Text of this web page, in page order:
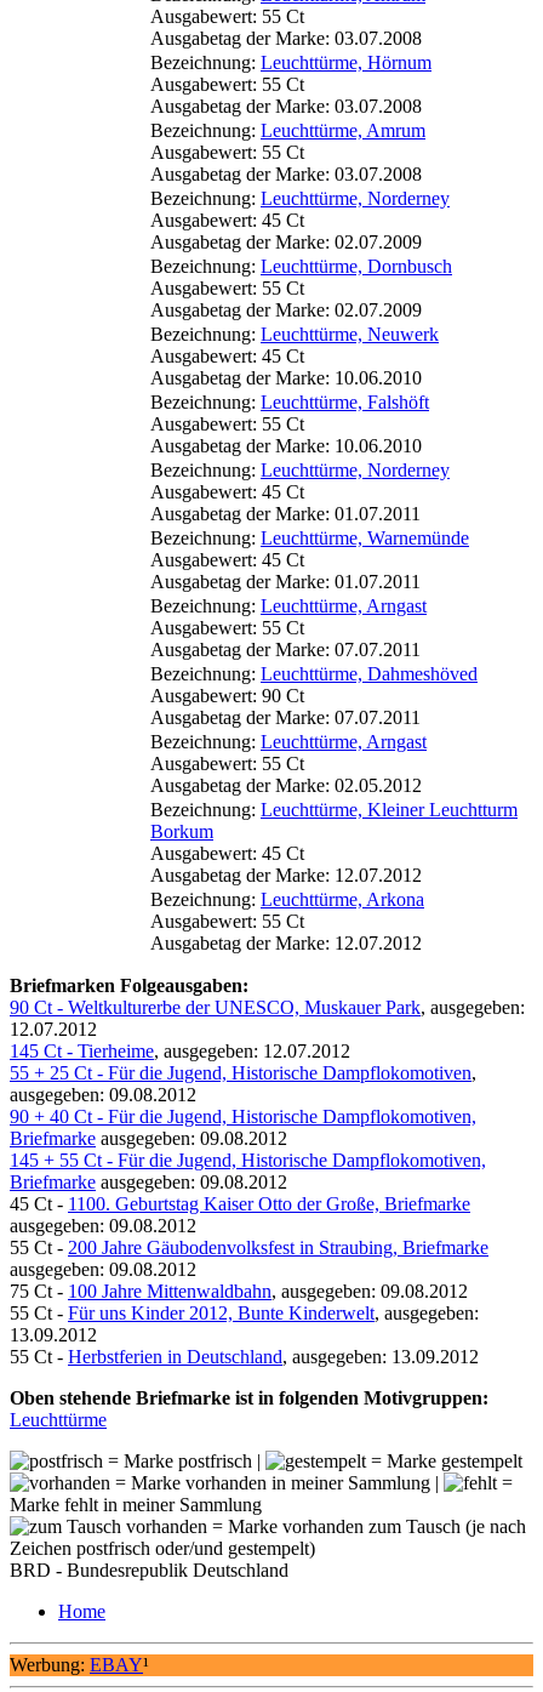
Ausgabewert: 55 Ct
Ausgabetag der Marke: 03.07.2008
Bezeichnung: Leuchttürme, Hörnum
Ausgabewert: 55 Ct
Ausgabetag der Marke: 03.07.2008
Bezeichnung: Leuchttürme, Amrum
Ausgabewert: 55 Ct
Ausgabetag der Marke: 03.07.2008
Bezeichnung: Leuchttürme, Norderney
Ausgabewert: 45 Ct
Ausgabetag der Marke: 02.07.2009
Bezeichnung: Leuchttürme, Dornbusch
Ausgabewert: 55 Ct
Ausgabetag der Marke: 02.07.2009
Bezeichnung: Leuchttürme, Neuwerk
Ausgabewert: 45 Ct
Ausgabetag der Marke: 10.06.2010
Bezeichnung: Leuchttürme, Falshöft
Ausgabewert: 55 Ct
Ausgabetag der Marke: 10.06.2010
Bezeichnung: Leuchttürme, Norderney
Ausgabewert: 45 Ct
Ausgabetag der Marke: 01.07.2011
Bezeichnung: Leuchttürme, Warnemünde
Ausgabewert: 45 Ct
Ausgabetag der Marke: 01.07.2011
Bezeichnung: Leuchttürme, Arngast
Ausgabewert: 55 Ct
Ausgabetag der Marke: 07.07.2011
Bezeichnung: Leuchttürme, Dahmeshöved
Ausgabewert: 90 Ct
Ausgabetag der Marke: 07.07.2011
Bezeichnung: Leuchttürme, Arngast
Ausgabewert: 55 Ct
Ausgabetag der Marke: 02.05.2012
Bezeichnung: Leuchttürme, Kleiner Leuchtturm
Borkum
Ausgabewert: 45 Ct
Ausgabetag der Marke: 12.07.2012
Bezeichnung: Leuchttürme, Arkona
Ausgabewert: 55 Ct
Ausgabetag der Marke: 12.07.2012
Briefmarken Folgeausgaben:
90 Ct - Weltkulturerbe der UNESCO, Muskauer Park, ausgegeben:
12.07.2012
145 Ct - Tierheime, ausgegeben: 12.07.2012
55 + 25 Ct - Für die Jugend, Historische Dampflokomotiven,
ausgegeben: 09.08.2012
90 + 40 Ct - Für die Jugend, Historische Dampflokomotiven,
Briefmarke ausgegeben: 09.08.2012
145 + 55 Ct - Für die Jugend, Historische Dampflokomotiven,
Briefmarke ausgegeben: 09.08.2012
45 Ct - 1100. Geburtstag Kaiser Otto der Große, Briefmarke
ausgegeben: 09.08.2012
55 Ct - 200 Jahre Gäubodenvolksfest in Straubing, Briefmarke
ausgegeben: 09.08.2012
75 Ct - 100 Jahre Mittenwaldbahn, ausgegeben: 09.08.2012
55 Ct - Für uns Kinder 2012, Bunte Kinderwelt, ausgegeben:
13.09.2012
55 Ct - Herbstferien in Deutschland, ausgegeben: 13.09.2012
Oben stehende Briefmarke ist in folgenden Motivgruppen:
Leuchttürme
= Marke postfrisch |
= Marke gestempelt
= Marke vorhanden in meiner Sammlung |
=
Marke fehlt in meiner Sammlung
= Marke vorhanden zum Tausch (je nach
Zeichen postfrisch oder/und gestempelt)
BRD - Bundesrepublik Deutschland
Home
Werbung: EBAY¹